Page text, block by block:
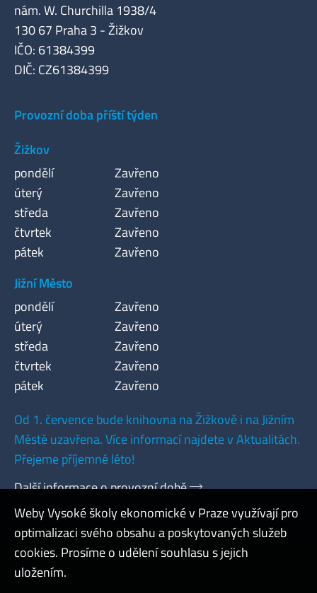
nám. W. Churchilla 1938/4
130 67 Praha 3 - Žižkov
IČO: 61384399
DIČ: CZ61384399
Provozní doba příští týden
Žižkov
pondělí
Zavřeno
úterý
Zavřeno
středa
Zavřeno
čtvrtek
Zavřeno
pátek
Zavřeno
Jižní Město
pondělí
Zavřeno
úterý
Zavřeno
středa
Zavřeno
čtvrtek
Zavřeno
pátek
Zavřeno
Od 1. července bude knihovna na Žižkově i na Jižním
Městě uzavřena. Více informací najdete v Aktualitách.
Přejeme příjemné léto!
Další informace o provozní době
Admin
Weby Vysoké školy ekonomické v Praze využívají pro
optimalizaci svého obsahu a poskytovaných služeb
cookies. Prosíme o udělení souhlasu s jejich
uložením.